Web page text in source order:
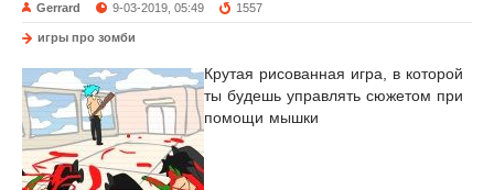
Gerrard 9-03-2019, 05:49 1557
игры про зомби
Крутая рисованная игра, в которой
ты будешь управлять сюжетом при
помощи мышки